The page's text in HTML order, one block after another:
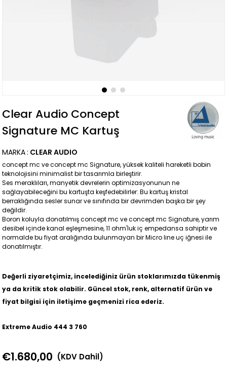
Clear Audio Concept
Signature MC Kartuş
MARKA: CLEAR AUDIO
concept mc ve concept mc Signature, yüksek kaliteli hareketli bobin
teknolojisini minimalist bir tasarımla birleştirir.
Ses meraklıları, manyetik devrelerin optimizasyonunun ne
sağlayabileceğini bu kartuşta keşfedebilirler: Bu kartuş kristal
berraklığında sesler sunar ve sınıfında bir devrimden başka bir şey
değildir.
Boron koluyla donatılmış concept mc ve concept mc Signature, yarım
desibel içinde kanal eşleşmesine, 11 ohm'luk iç empedansa sahiptir ve
normalde bu fiyat aralığında bulunmayan bir Micro line uç iğnesi ile
donatılmıştır.
Değerli ziyaretçimiz, incelediğiniz ürün stoklarımızda tükenmiş
ya da kritik stok olabilir. Güncel stok, renk, alternatif ürün ve
fiyat bilgisi için iletişime geçmenizi rica ederiz.
Extreme Audio 444 3 760
€1.680,00 (KDV Dahil)